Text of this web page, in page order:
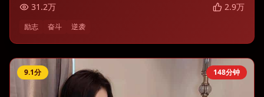
31.2万 2.9万
励志 奋斗 逆袭
148分钟
9.1分